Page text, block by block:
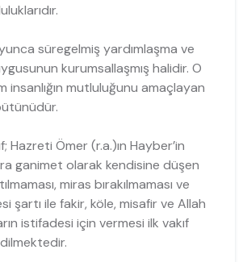
süregelmiş yardımlaşma ve
kurumsallaşmış halidir. O
insanlığın mutluluğunu amaçlayan
Hazreti Ömer (r.a.)ın Hayber’in
ganimet olarak kendisine düşen
miras bırakılmaması ve
şartı ile fakir, köle, misafir ve Allah
istifadesi için vermesi ilk vakıf